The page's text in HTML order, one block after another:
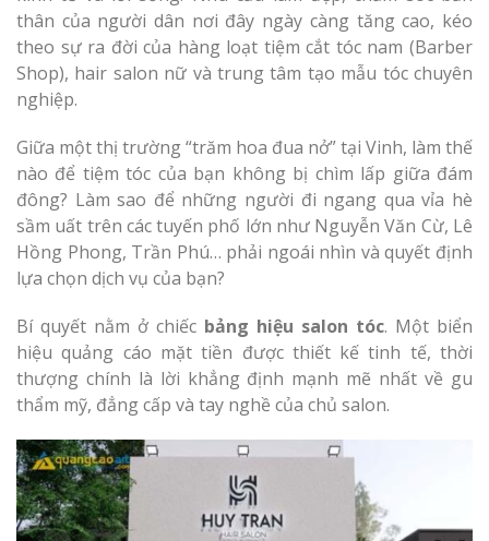
thân của người dân nơi đây ngày càng tăng cao, kéo
theo sự ra đời của hàng loạt tiệm cắt tóc nam (Barber
Shop), hair salon nữ và trung tâm tạo mẫu tóc chuyên
nghiệp.
Giữa một thị trường “trăm hoa đua nở” tại Vinh, làm thế
nào để tiệm tóc của bạn không bị chìm lấp giữa đám
đông? Làm sao để những người đi ngang qua vỉa hè
sầm uất trên các tuyến phố lớn như Nguyễn Văn Cừ, Lê
Hồng Phong, Trần Phú… phải ngoái nhìn và quyết định
lựa chọn dịch vụ của bạn?
Bí quyết nằm ở chiếc bảng hiệu salon tóc. Một biển
hiệu quảng cáo mặt tiền được thiết kế tinh tế, thời
thượng chính là lời khẳng định mạnh mẽ nhất về gu
thẩm mỹ, đẳng cấp và tay nghề của chủ salon.
Làm bảng hiệu gỗ tại
Nghệ An
tóc Thuận An
Thi công
cáo Vinh
Làm biển
Nghệ An giá